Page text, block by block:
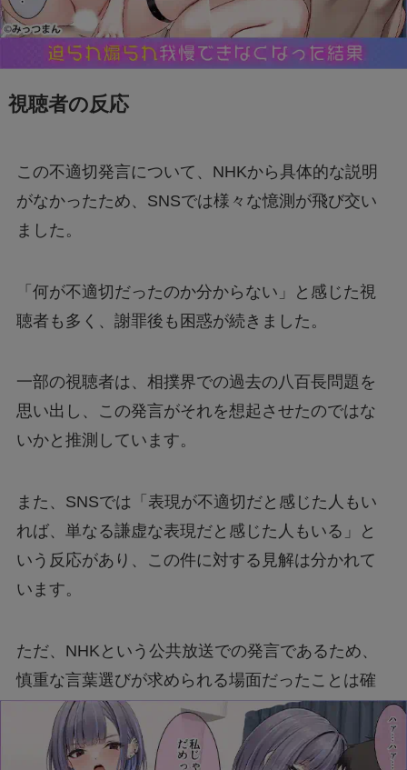
視聴者の反応
この不適切発言について、NHKから具体的な説明
がなかったため、SNSでは様々な憶測が飛び交い
ました。
「何が不適切だったのか分からない」と感じた視
聴者も多く、謝罪後も困惑が続きました。
一部の視聴者は、相撲界での過去の八百長問題を
思い出し、この発言がそれを想起させたのではな
いかと推測しています。
また、SNSでは「表現が不適切だと感じた人もい
れば、単なる謙虚な表現だと感じた人もいる」と
いう反応があり、この件に対する見解は分かれて
います。
ただ、NHKという公共放送での発言であるため、
慎重な言葉選びが求められる場面だったことは確
かです。